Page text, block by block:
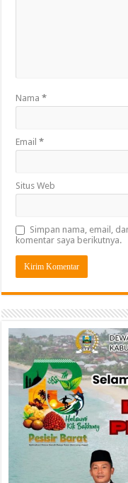
Nama*
Email*
Situs Web
Simpan nama, email,
komentar saya berikutnya.